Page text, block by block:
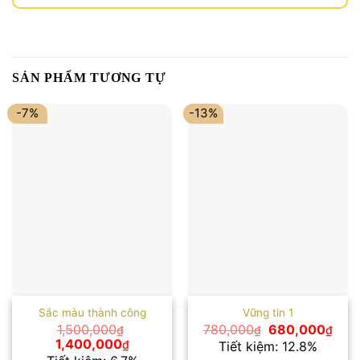
SẢN PHẨM TƯƠNG TỰ
-7%
Sắc màu thành công
1,500,000₫
Giá
gốc
1,400,000₫Giá
hiện
-13%
Vững tin 1
780,000₫ Giá
gốc
là:
680,000₫Giá
Tiết kiệm: 12.8%